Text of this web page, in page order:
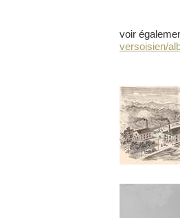
voir
versoisien/